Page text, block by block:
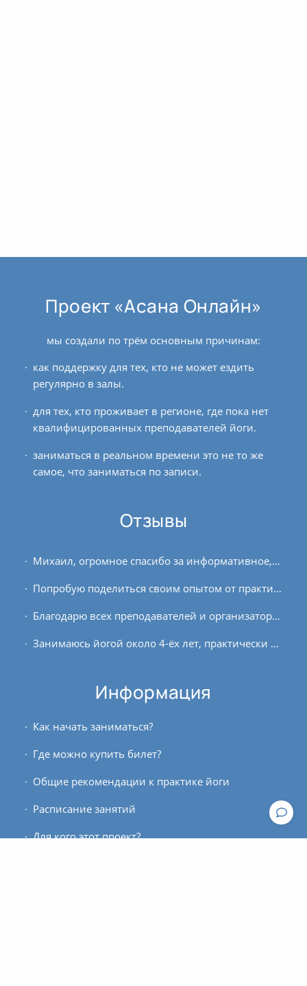
Проект «Асана Онлайн»
мы создали по трём основным причинам:
как поддержку для тех, кто не может ездить
регулярно в залы.
для тех, кто проживает в регионе, где пока нет
квалифицированных преподавателей йоги.
заниматься в реальном времени это не то же
самое, что заниматься по записи.
Отзывы
Михаил, огромное спасибо за информативное, полезное и интересное занятие (Вводный курс в йогу. Практика Инь). Пыталась запомнить каждое Ваше слово, настолько всё важно и...
Попробую поделиться своим опытом от практики. Первый раз принимала участие в этом проекте. Вначале были проблемы с концентрацией, первые занятия интенсивно лились слезы из...
Благодарю всех преподавателей и организаторов курса медитации за труд и терпение, за новые знания и опыт, которыми вы с нами делились! Данный курс был для меня выстроенной...
Занимаюсь йогой около 4-ёх лет, практически сразу по видеокомплексам oum.ru. Для меня проект «Asanaonline» — гармоничное и логичное продолжение моих занятий по видеозаписям....
Информация
Как начать заниматься?
Где можно купить билет?
Общие рекомендации к практике йоги
Расписание занятий
Для кого этот проект?